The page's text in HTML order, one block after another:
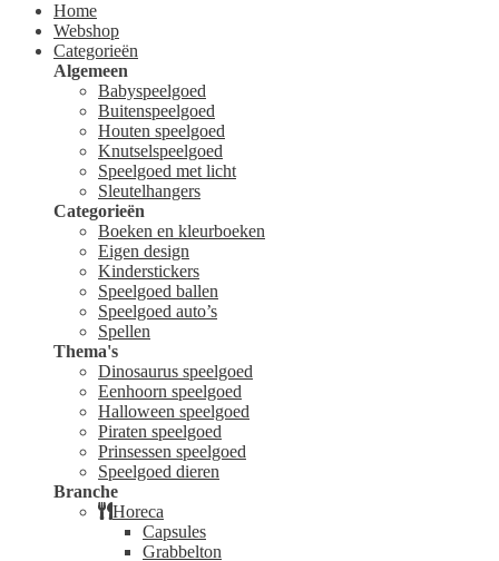
Home
Webshop
Categorieën
Algemeen
Babyspeelgoed
Buitenspeelgoed
Houten speelgoed
Knutselspeelgoed
Speelgoed met licht
Sleutelhangers
Categorieën
Boeken en kleurboeken
Eigen design
Kinderstickers
Speelgoed ballen
Speelgoed auto’s
Spellen
Thema's
Dinosaurus speelgoed
Eenhoorn speelgoed
Halloween speelgoed
Piraten speelgoed
Prinsessen speelgoed
Speelgoed dieren
Branche
Horeca
Capsules
Grabbelton